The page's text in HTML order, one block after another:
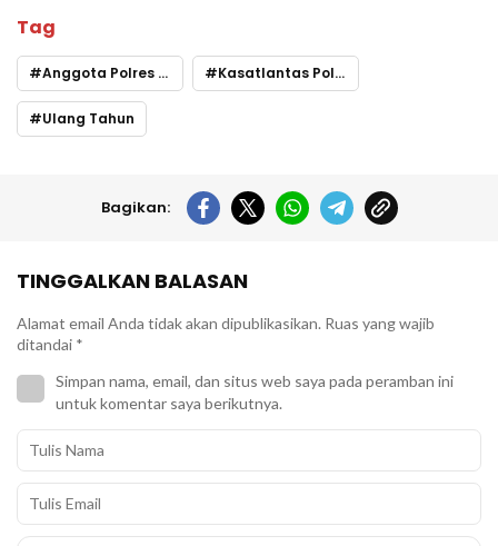
Tag
Anggota Polres Luwu Kasatlantas Polres Luwu
Ulang Tahun
Bagikan:
TINGGALKAN BALASAN
Alamat email Anda tidak akan dipublikasikan. Ruas yang wajib
ditandai *
Simpan nama, email, dan situs web saya pada peramban ini
untuk komentar saya berikutnya.